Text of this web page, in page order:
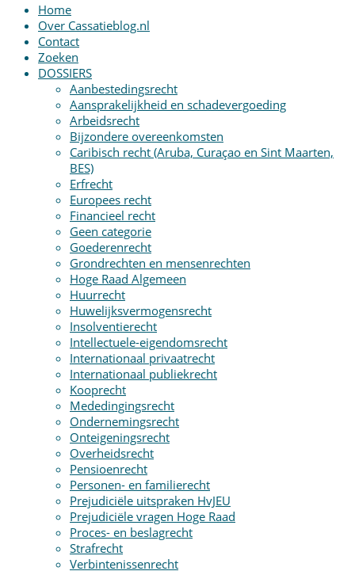
Home
Over Cassatieblog.nl
Contact
Zoeken
DOSSIERS
Aanbestedingsrecht
Aansprakelijkheid en schadevergoeding
Arbeidsrecht
Bijzondere overeenkomsten
Caribisch recht (Aruba, Curaçao en Sint Maarten,
BES)
Erfrecht
Europees recht
Financieel recht
Geen categorie
Goederenrecht
Grondrechten en mensenrechten
Hoge Raad Algemeen
Huurrecht
Huwelijksvermogensrecht
Insolventierecht
Intellectuele-eigendomsrecht
Internationaal privaatrecht
Internationaal publiekrecht
Kooprecht
Mededingingsrecht
Ondernemingsrecht
Onteigeningsrecht
Overheidsrecht
Pensioenrecht
Personen- en familierecht
Prejudiciële uitspraken HvJEU
Prejudiciële vragen Hoge Raad
Proces- en beslagrecht
Strafrecht
Verbintenissenrecht